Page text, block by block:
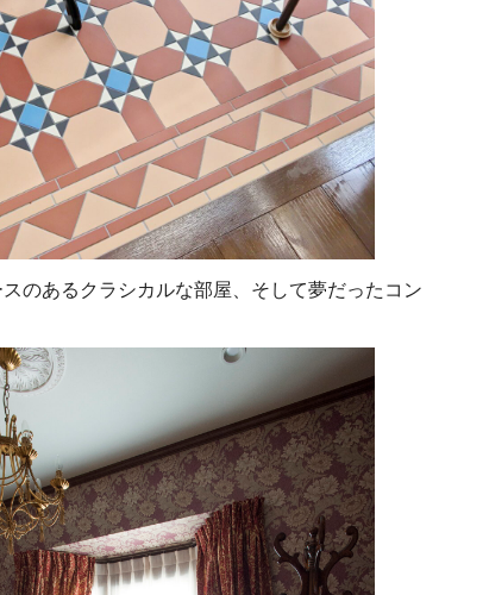
のあるクラシカルな部屋、そして夢だったコン